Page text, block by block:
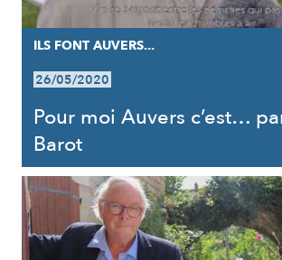
ILS FONT AUVERS...
26/05/2020
Pour moi Auvers c’est…
Barot